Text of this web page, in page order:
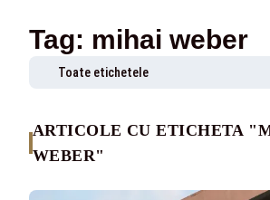
Tag: mihai weber
Toate etichetele
ARTICOLE CU ETICHETA
WEBER"